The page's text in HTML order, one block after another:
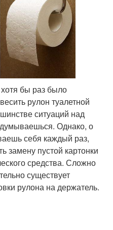
бы раз было
рулон туалетной
ситуаций над
Однако, о
себя каждый раз,
замену пустой картонки
средства. Сложно
существует
рулона на держатель.